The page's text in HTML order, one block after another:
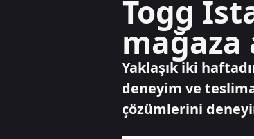
Togg
mağaza
Yaklaşık iki
deneyim ve
çözümlerini